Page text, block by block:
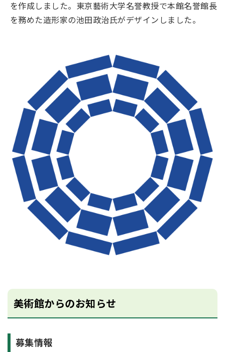
を作成しました。東京藝術大学名誉教授で本館名誉館長
を務めた造形家の池田政治氏がデザインしました。
美術館からのお知らせ
募集情報